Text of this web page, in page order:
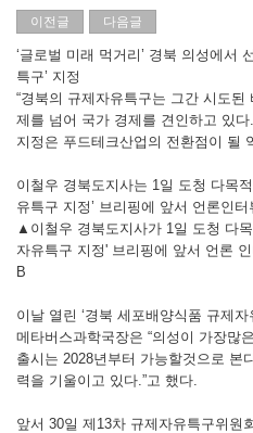
이전글 다음글
‘글로벌 미래 먹거리’ 경북 의성에서
특구’ 지정
“경북의 규제자유특구는 그간 시도
제를 넘어 국가 경제를 견인하고 있
지정은 푸드테크산업의 전환점이 될
이철우 경북도지사는 1일 도청 다목
유특구 지정’ 브리핑에 앞서 언론인
▲이철우 경북도지사가 1일 도청 다
자유특구 지정' 브리핑에 앞서 언론
B
이날 열린 ‘경북 세포배양식품 규제
메타버스과학국장은 “의성이 가장많
출시는 2028년부터 가능할것으로 본
력을 기울이고 있다.”고 했다.
앞서 30일 제13차 규제자유특구위원